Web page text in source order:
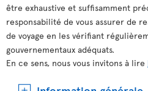
être exhaustive et suffisamment
responsabilité de vous assurer de
de voyage en les vérifiant
gouvernementaux adéquats.
En ce sens, nous vous invitons à lire